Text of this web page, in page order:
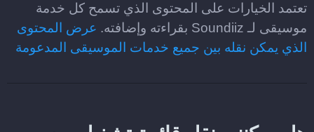
تعتمد الخيارات على المحتوى الذي تسمح كل خدمة
موسيقى لـ Soundiiz بقراءته وإضافته.
عرض المحتوى
الذي يمكن نقله بين جميع خدمات الموسيقى المدعومة